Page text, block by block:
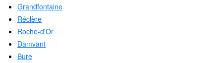
Grandfontaine
Réclère
Roche-d'Or
Damvant
Bure